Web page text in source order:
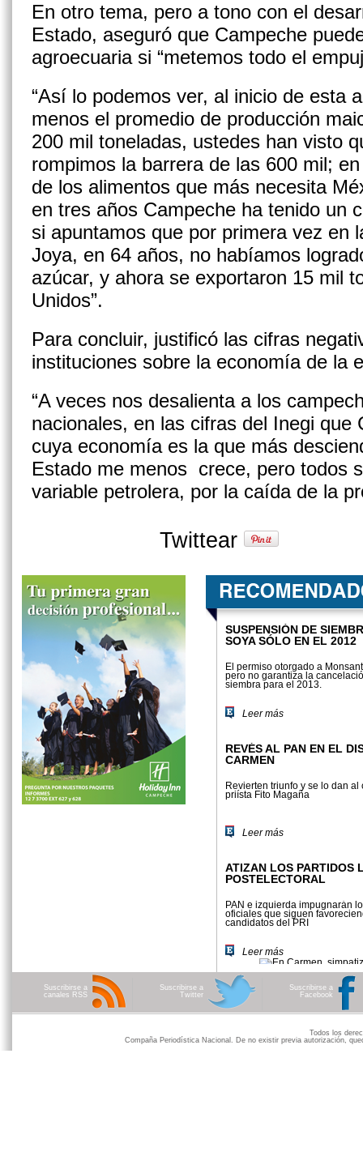
En otro tema, pero a tono con el
Estado, aseguró que Campeche
agroecuaria si “metemos todo el
“Así lo podemos ver, al inicio de esta
menos el promedio de producción
200 mil toneladas, ustedes han visto
rompimos la barrera de las 600 mil;
de los alimentos que más necesita
en tres años Campeche ha tenido un
si apuntamos que por primera vez en
Joya, en 64 años, no habíamos
azúcar, y ahora se exportaron 15 mil
Unidos”.
Para concluir, justificó las cifras
instituciones sobre la economía de la
“A veces nos desalienta a los
nacionales, en las cifras del Inegi que
cuya economía es la que más
Estado me menos crece, pero todos
variable petrolera, por la caída de la
Twittear
SUSPENSIÓN DE
SOYA SÓLO EN EL 2012
El permiso otorgado a
pero no garantiza la
siembra para el 2013.
Leer más
REVÉS AL PAN EN EL
CARMEN
Revierten triunfo y se lo dan al
priísta Fito Magaña
Leer más
ATIZAN LOS PARTIDOS
POSTELECTORAL
PAN e izquierda impugnarán
oficiales que siguen
candidatos del PRI
Leer más
Suscribirse a
canales RSS
Suscribirse a
Twitter
Suscribirse a
Facebook
Todos los
Compaña Periodística Nacional. De no existir previa autorización,